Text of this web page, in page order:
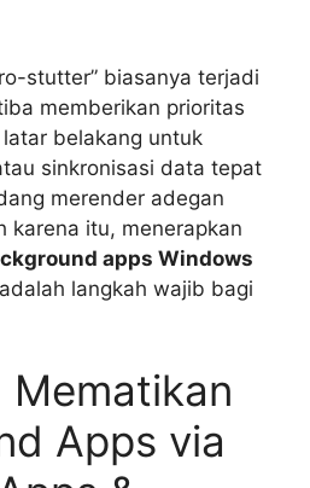
stutter” biasanya terjadi
memberikan prioritas
belakang untuk
sinkronisasi data tepat
merender adegan
karena itu, menerapkan
apps Windows
adalah langkah wajib bagi
Mematikan
Apps via